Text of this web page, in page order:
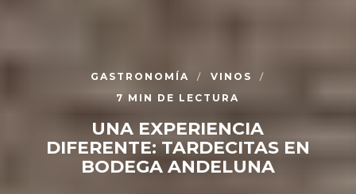
GASTRONOMÍA
VINOS
7 MIN DE LECTURA
UNA EXPERIENCIA
DIFERENTE: TARDECITAS EN
BODEGA ANDELUNA